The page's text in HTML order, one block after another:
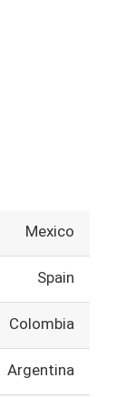
Mexico
Spain
Colombia
Argentina